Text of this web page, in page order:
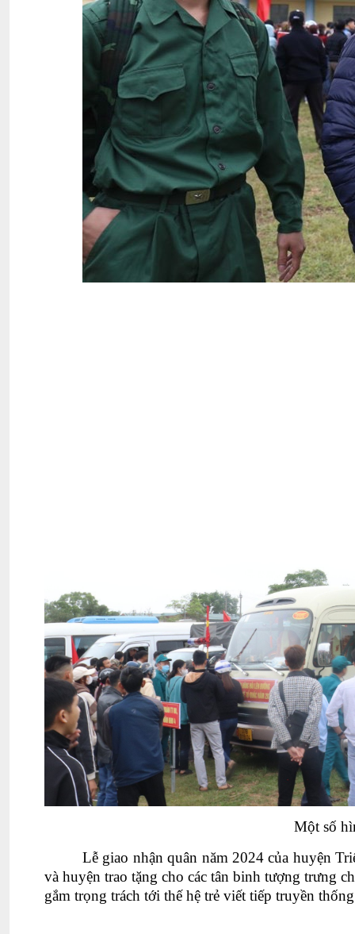
Một số
Lễ giao nhận quân năm 2024 của huyện
và huyện trao tặng cho các tân binh tượng trưng
gắm trọng trách tới thế hệ trẻ viết tiếp truyền